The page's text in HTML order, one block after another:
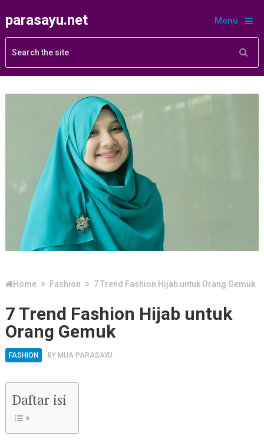
parasayu.net Menu
Home Fashion 7 Trend Fashion Hijab untuk Orang Gemuk
7 Trend Fashion Hijab untuk
Orang Gemuk
FASHION BY MUA PARASAYU
Daftar isi